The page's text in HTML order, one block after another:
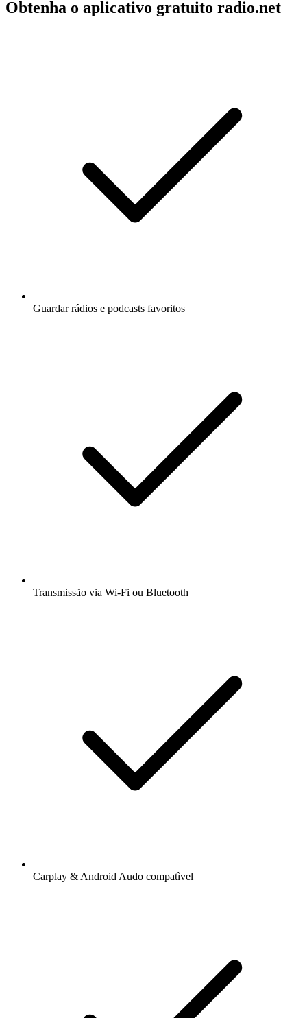
Obtenha o aplicativo gratuito radio.net
Guardar rádios e podcasts favoritos
Transmissão via Wi-Fi ou Bluetooth
Carplay & Android Audo compatìvel